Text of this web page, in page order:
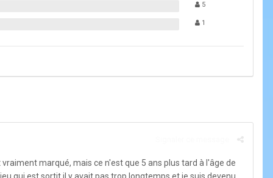
5
1
marqué, mais ce n'est que 5 ans plus tard à l'âge de
qui est sortit il y avait pas trop longtemps et je suis devenu